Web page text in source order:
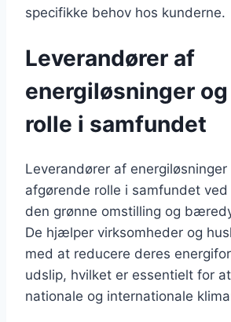
specifikke behov hos kunderne.
Leverandører af
energiløsninger
rolle i samfundet
Leverandører af energiløsninger
afgørende rolle i samfundet
den grønne omstilling og
De hjælper virksomheder og
med at reducere deres
udslip, hvilket er essentielt for
nationale og internationale